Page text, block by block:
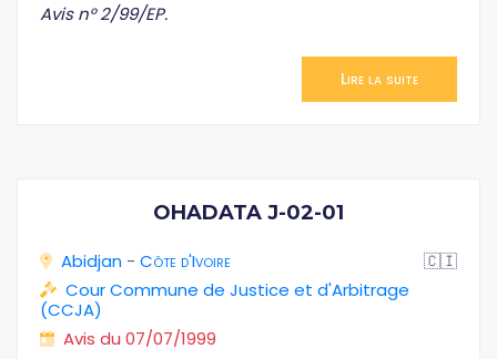
Avis n° 2/99/EP.
Lire la suite
OHADATA J-02-01
Abidjan - Côte d'Ivoire
🇨🇮
Cour Commune de Justice et d'Arbitrage
(CCJA)
Avis du 07/07/1999